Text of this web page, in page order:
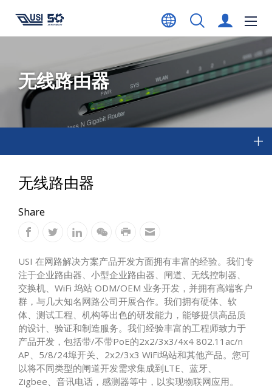
无线路由器
无线路由器
Share
USI 在网路解决方案产品开发方面拥有丰富的经验。我们专
注于企业路由器、小型企业路由器、闸道、无线控制器、
交换机、WiFi 坞站 ODM/OEM 业务开发，并拥有高端客户
群，与几大知名网路公司开展合作。我们拥有硬体、软
体、测试工程、机构等出色的研发能力，能够提供高品质
的设计、验证和制造服务。我们经验丰富的工程师致力于
产品开发，包括带/不带PoE的2x2/3x3/4x4 802.11ac/n
AP、5/8/24埠开关、2x2/3x3 WiFi坞站和其他产品。您可
以将不同类型的闸道开发需求集成到LTE、蓝牙、
Zigbee、音讯电话，感测器等中，以实现物联网应用。